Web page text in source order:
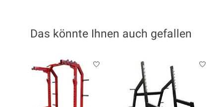
Das könnte Ihnen auch gefallen
Produkt-Karussell-Artikel